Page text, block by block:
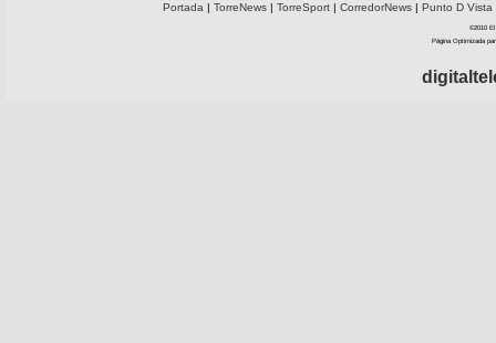
Portada | TorreNews| TorreSport| CorredorNews| Punto D Vista
©2010 El
Página Optimizada